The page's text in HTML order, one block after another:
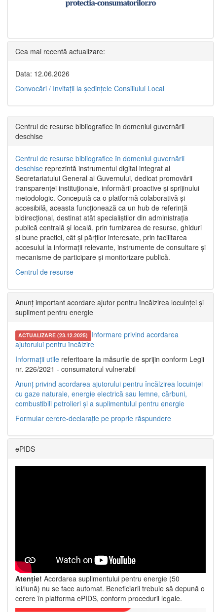
Cea mai recentă actualizare:
Data: 12.06.2026
Convocări / Invitaţii la şedinţele Consiliului Local
Centrul de resurse bibliografice în domeniul guvernării
deschise
Centrul de resurse bibliografice în domeniul guvernării
deschise reprezintă instrumentul digital integrat al
Secretariatului General al Guvernului, dedicat promovării
transparenței instituționale, informării proactive și sprijinului
metodologic. Concepută ca o platformă colaborativă și
accesibilă, aceasta funcționează ca un hub de referință
bidirecțional, destinat atât specialiștilor din administrația
publică centrală și locală, prin furnizarea de resurse, ghiduri
și bune practici, cât și părților interesate, prin facilitarea
accesului la informații relevante, instrumente de consultare și
mecanisme de participare și monitorizare publică.
Centrul de resurse
Anunț important acordare ajutor pentru încălzirea locuinței și
supliment pentru energie
ACTUALIZARE (23.12.2025) Informare privind acordarea
ajutorului pentru încălzire
Informații utile referitoare la măsurile de sprijin conform Legii
nr. 226/2021 - consumatorul vulnerabil
Anunț privind acordarea ajutorului pentru încălzirea locuinței
cu gaze naturale, energie electrică sau lemne, cărbuni,
combustibili petrolieri și a suplimentului pentru energie
Formular cerere-declarație pe proprie răspundere
ePIDS
Atenție! Acordarea suplimentului pentru energie (50
lei/lună) nu se face automat. Beneficiarii trebuie să depună o
cerere în platforma ePIDS, conform procedurii legale.